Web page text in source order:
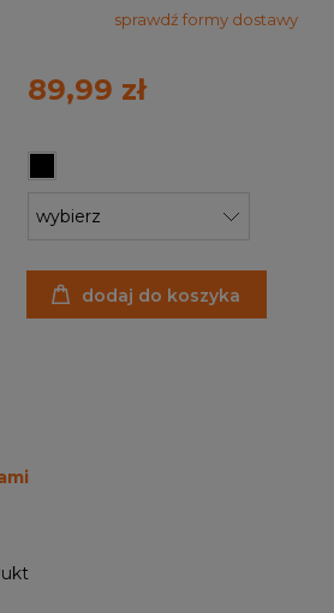
sprawdź formy dostawy
89,99 zł
dodaj do koszyka